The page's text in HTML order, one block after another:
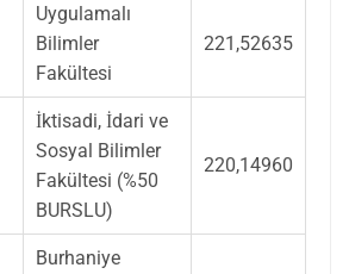
Uygulamalı
Bilimler
Fakültesi
221,52635
İktisadi, İdari ve
Sosyal Bilimler
Fakültesi (%50
BURSLU)
220,14960
Burhaniye